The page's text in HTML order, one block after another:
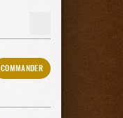
COMMANDER